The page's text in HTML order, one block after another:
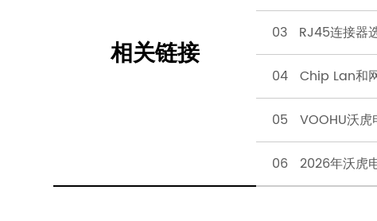
相关链接
03 RJ45连接器
04 Chip Lan和
05 VOOHU沃虎
06 2026年沃虎